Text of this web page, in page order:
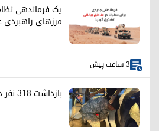
یک فرماندهی
مرزهای
3 ساعت پیش
بازداشت ۳۱۸ نفر در عملیات امنیتی بغداد